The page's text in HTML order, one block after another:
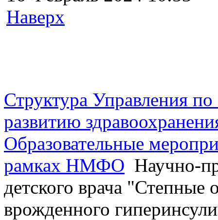
Наверх
Структура Управления
развитию
Образовательные
рамках НМФО Научно-
детского врача
врожденного